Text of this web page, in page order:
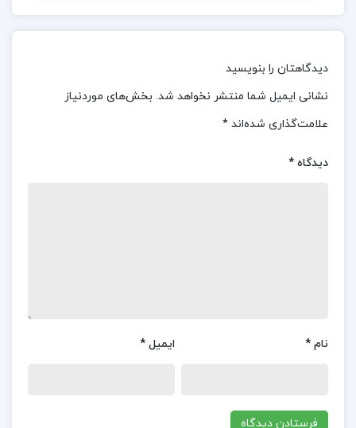
اساس روش‌های مختلف مانند روش مسیر بحرانی (CPM)
مدیریت یکپارچگی پروژه
و…
دیدگاهتان را بنویسید
نشانی ایمیل شما منتشر نخواهد شد. بخش‌های موردنیاز
علامت‌گذاری شده‌اند *
دیدگاه *
نام * ایمیل *